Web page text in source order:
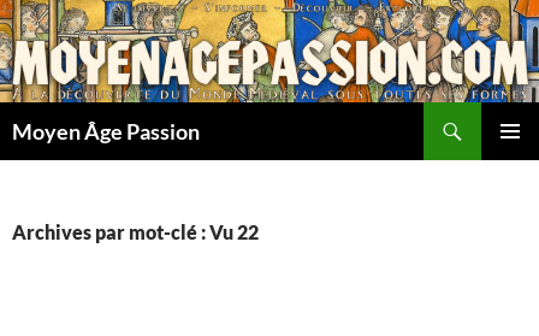
Aller
au
contenu
Moyen Âge Passion
Archives par mot-clé : Vu 22